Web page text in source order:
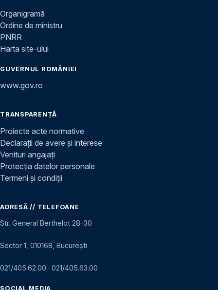
Organigramă
Ordine de ministru
PNRR
Harta site-ului
GUVERNUL ROMÂNIEI
www.gov.ro
TRANSPARENȚĂ
Proiecte acte normative
Declarații de avere și interese
Venituri angajați
Protecția datelor personale
Termeni și condiții
ADRESĂ // TELEFOANE
Str. General Berthelot 28–30
Sector 1, 010168, București
021/405.62.00 · 021/405.63.00
SOCIAL MEDIA